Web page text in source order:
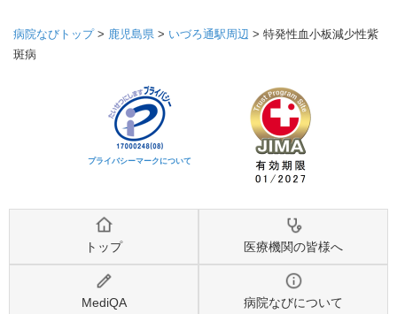
病院なびトップ> 鹿児島県 > いづろ通駅周辺 > 特発性血小板減少性紫
斑病
プライバシーマークについて
トップ 医療機関の皆様へ
MediQA 病院なびについて